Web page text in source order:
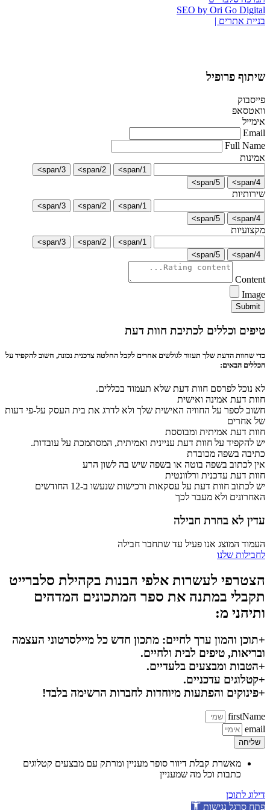
SEO by Ori Go Digital
בניית אתרים |
שיתוף פרופיל
פייסבוק
וואטסאפ
אימייל
Email
Full Name
אמינות
1/span>
2/span>
3/span>
4/span>
5/span>
שירותיות
1/span>
2/span>
3/span>
4/span>
5/span>
מקצועיות
1/span>
2/span>
3/span>
4/span>
5/span>
Content
Image
Submit
טיפים וכללים לכתיבת חוות דעת
כדי שחוות הדעת שלך תעזור לגולשים אחרים לקבל החלטה צרכנית נכונה, חשוב להקפיד על
הכללים הבאים:
לא נוכל לפרסם חוות דעת שלא תעמוד בכללים.
חוות דעת אמינה ואישית
חשוב לספר על החוויה האישית שלך ולא לדרג את בית העסק על-פי דעות
של אחרים
חוות דעת אמיתית ומבוססת
יש להקפיד על חוות דעת עניינית ואמיתית, המסתמכת על עובדות.
כתיבה בשפה מכובדת
אין לכתוב בשפה בוטה או בשפה שיש בה לשון הרע
חוות דעת עדכנית ורלוונטית
יש לכתוב חוות דעת על עסקאות ורכישות שנעשו ב-12 החודשים
האחרונים ולא מעבר לכך
עדין לא בחרת חבילה
העמוד המוצג אנו פעיל עד שתחבר חבילה
לחבילות שלנו
הצטרפי לעשרות אלפי הבנות בקהילת סלברייט
תקבלי במתנה את ספר המתכונים המדהים
ותיהני מ:
+תוכן והמון ערך לחיים: מתכון חדש כל מיילסרטוני העצמה
ובריאות, טיפים לבית ולחיים.
+הטבות ומבצעים בלעדיים.
+קטלוגים עדכניים.
+פינוקים והפתעות מיוחדות לחברות הרשימה בלבד!
firstName
email
שליחה
מאשרת קבלת דיוור סופר מעניין ומרתק עם מבצעים קטלוגים
כתבות וכל מה שמעניין
דילוג לתוכן
פתח סרגל נגישות